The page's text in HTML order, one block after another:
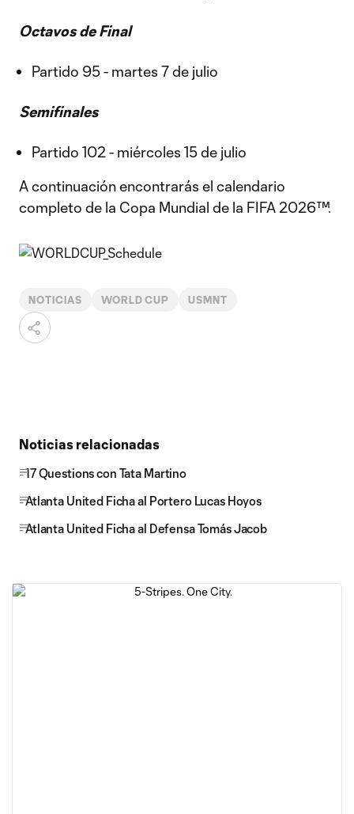
Octavos de Final
Partido 95 - martes 7 de julio
Semifinales
Partido 102 - miércoles 15 de julio
A continuación encontrarás el calendario
completo de la Copa Mundial de la FIFA 2026™.
NOTICIAS WORLD CUP USMNT
Noticias relacionadas
17 Questions con Tata Martino
Atlanta United Ficha al Portero Lucas Hoyos
Atlanta United Ficha al Defensa Tomás Jacob